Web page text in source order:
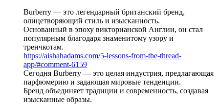
Burberry — это легендарный британский бренд,
олицетворяющий стиль и изысканность.
Основанный в эпоху викторианской Англии, он стал
популярным благодаря знаменитому узору и
тренчкотам.
https://aishahadams.com/5-lessons-from-the-thread-
app/#comment-6159
Сегодня Burberry — это целая индустрия, предлагающая
парфюмерию и задающая мировые тенденции.
Бренд объединяет традиции и современность, создавая
изысканные образы.